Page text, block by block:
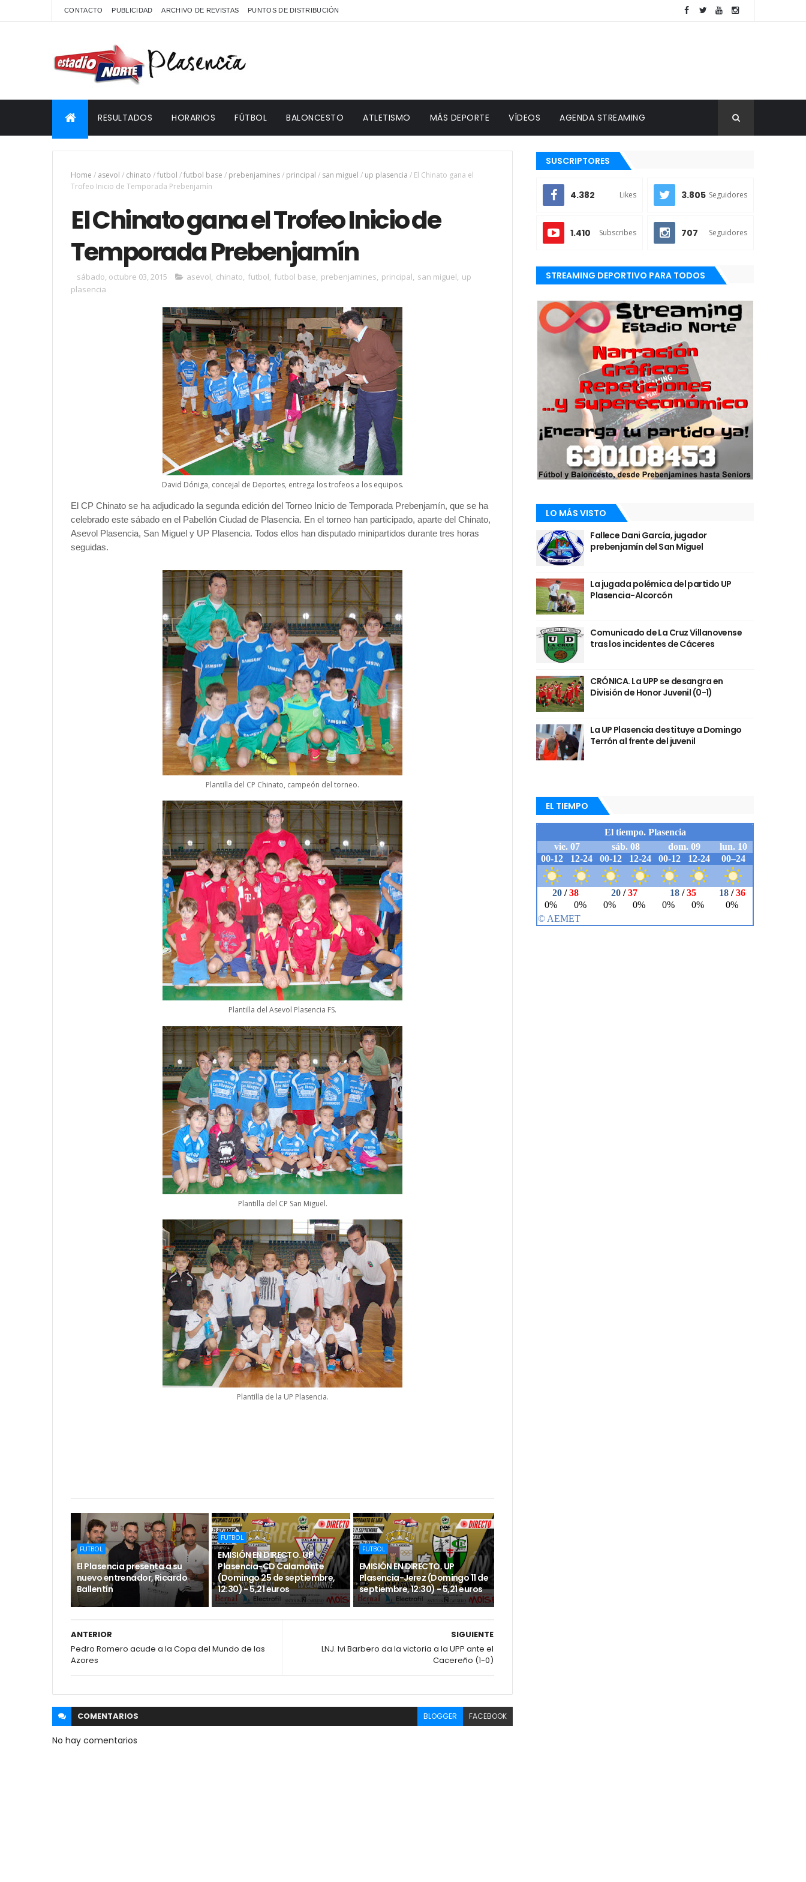
CONTACTO PUBLICIDAD ARCHIVO DE REVISTAS PUNTOS DE DISTRIBUCIÓN
RESULTADOS HORARIOS FÚTBOL BALONCESTO ATLETISMO MÁS DEPORTE VÍDEOS AGENDA STREAMING
Home / asevol / chinato /futbol /futbol base / prebenjamines/ principal / san miguel / up plasencia / El Chinato gana el
Trofeo Inicio de Temporada Prebenjamín
El Chinato gana el Trofeo Inicio de
Temporada Prebenjamín
sábado, octubre 03, 2015 asevol, chinato, futbol, futbol base, prebenjamines, principal, san miguel, up
plasencia
David Dóniga, concejal de Deportes, entrega los trofeos a los equipos.
El CP Chinato se ha adjudicado la segunda edición del Torneo Inicio de Temporada Prebenjamín, que se ha
celebrado este sábado en el Pabellón Ciudad de Plasencia. En el torneo han participado, aparte del Chinato,
Asevol Plasencia, San Miguel y UP Plasencia. Todos ellos han disputado minipartidos durante tres horas
seguidas.
Plantilla del CP Chinato, campeón del torneo.
Plantilla del Asevol Plasencia FS.
Plantilla del CP San Miguel.
Plantilla de la UP Plasencia.
FUTBOL
El Plasencia presenta a su
nuevo entrenador, Ricardo
Ballentín
FUTBOL
EMISIÓN EN DIRECTO. UP
Plasencia-CD Calamonte
(Domingo 25 de septiembre,
12:30) - 5,21 euros
FUTBOL
EMISIÓN EN DIRECTO. UP
Plasencia-Jerez (Domingo 11 de
septiembre, 12:30) - 5,21 euros
SIGUIENTE
LNJ. Ivi Barbero da la victoria a la UPP ante el
Cacereño (1-0)
ANTERIOR
Pedro Romero acude a la Copa del Mundo de las
Azores
COMENTARIOS BLOGGER FACEBOOK
No hay comentarios
SUSCRIPTORES
4.382 Likes 3.805 Seguidores
1.410 Subscribes 707 Seguidores
STREAMING DEPORTIVO PARA TODOS
LO MÁS VISTO
Fallece Dani García, jugador
prebenjamín del San Miguel
La jugada polémica del partido UP
Plasencia-Alcorcón
Comunicado de La Cruz Villanovense
tras los incidentes de Cáceres
CRÓNICA. La UPP se desangra en
División de Honor Juvenil (0-1)
La UP Plasencia destituye a Domingo
Terrón al frente del juvenil
EL TIEMPO